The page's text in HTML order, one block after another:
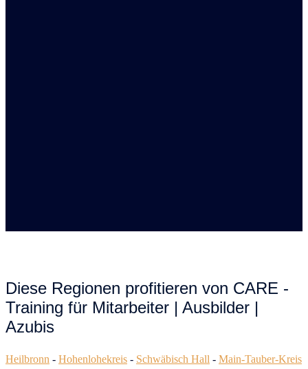
Diese Regionen profitieren von CARE -
Training für Mitarbeiter | Ausbilder |
Azubis
Heilbronn - Hohenlohekreis - Schwäbisch Hall - Main-Tauber-Kreis